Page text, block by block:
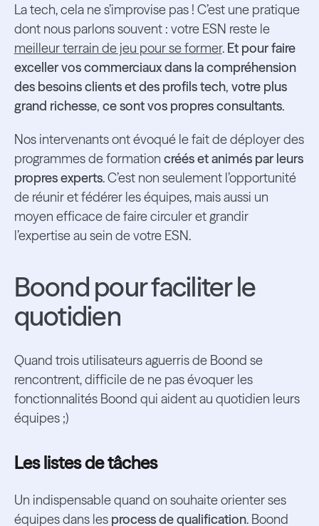
La tech, cela ne s’improvise pas ! C’est une pratique
dont nous parlons souvent : votre ESN reste le
meilleur terrain de jeu pour se former. Et pour faire
exceller vos commerciaux dans la compréhension
des besoins clients et des profils tech, votre plus
grand richesse, ce sont vos propres consultants.
Nos intervenants ont évoqué le fait de déployer des
programmes de formation créés et animés par leurs
propres experts. C’est non seulement l’opportunité
de réunir et fédérer les équipes, mais aussi un
moyen efficace de faire circuler et grandir
l’expertise au sein de votre ESN.
Boond pour faciliter le
quotidien
Quand trois utilisateurs aguerris de Boond se
rencontrent, difficile de ne pas évoquer les
fonctionnalités Boond qui aident au quotidien leurs
équipes ;)
Les listes de tâches
Un indispensable quand on souhaite orienter ses
équipes dans les process de qualification. Boond